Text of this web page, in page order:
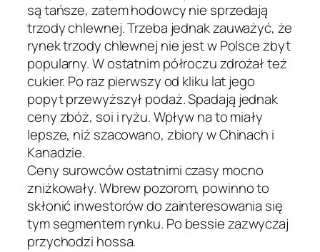
są tańsze, zatem hodowcy nie sprzedają
trzody chlewnej. Trzeba jednak zauważyć, że
rynek trzody chlewnej nie jest w Polsce zbyt
popularny. W ostatnim półroczu zdrożał też
cukier. Po raz pierwszy od kliku lat jego
popyt przewyższył podaż. Spadają jednak
ceny zbóż, soi i ryżu. Wpływ na to miały
lepsze, niż szacowano, zbiory w Chinach i
Kanadzie.
Ceny surowców ostatnimi czasy mocno
zniżkowały. Wbrew pozorom, powinno to
skłonić inwestorów do zainteresowania się
tym segmentem rynku. Po bessie zazwyczaj
przychodzi hossa.